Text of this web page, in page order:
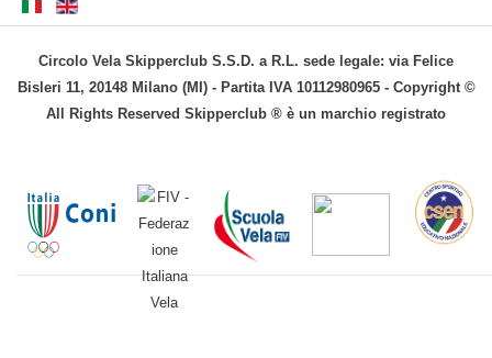
Circolo Vela Skipperclub S.S.D. a R.L. sede legale: via Felice
Bisleri 11, 20148 Milano (MI) - Partita IVA 10112980965 - Copyright ©
All Rights Reserved Skipperclub ® è un marchio registrato